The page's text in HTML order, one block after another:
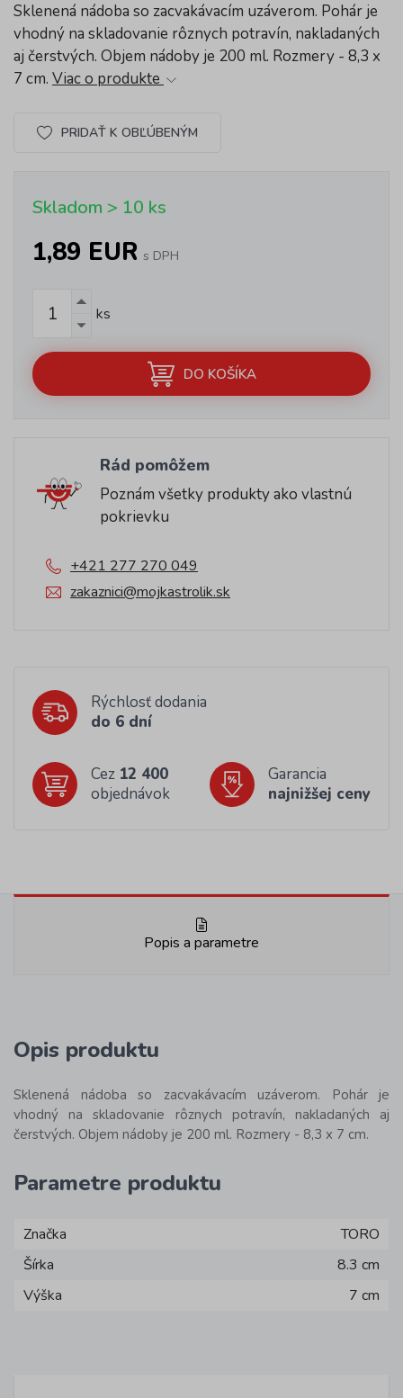
Sklenená nádoba so zacvakávacím uzáverom. Pohár je
vhodný na skladovanie rôznych potravín, nakladaných
aj čerstvých. Objem nádoby je 200 ml. Rozmery - 8,3 x
7 cm. Viac o produkte
PRIDAŤ K OBĽÚBENÝM
Skladom > 10 ks
1,89 EUR s DPH
ks
DO KOŠÍKA
Rád pomôžem
Poznám všetky produkty ako vlastnú
pokrievku
+421 277 270 049
zakaznici@mojkastrolik.sk
Rýchlosť dodania
do 6 dní
Cez 12 400
objednávok
Garancia
najnižšej ceny
Popis a parametre
Opis produktu
Sklenená nádoba so zacvakávacím uzáverom. Pohár je
vhodný na skladovanie rôznych potravín, nakladaných aj
čerstvých. Objem nádoby je 200 ml. Rozmery - 8,3 x 7 cm.
Parametre produktu
Značka
TORO
Šírka
8.3 cm
Výška
7 cm